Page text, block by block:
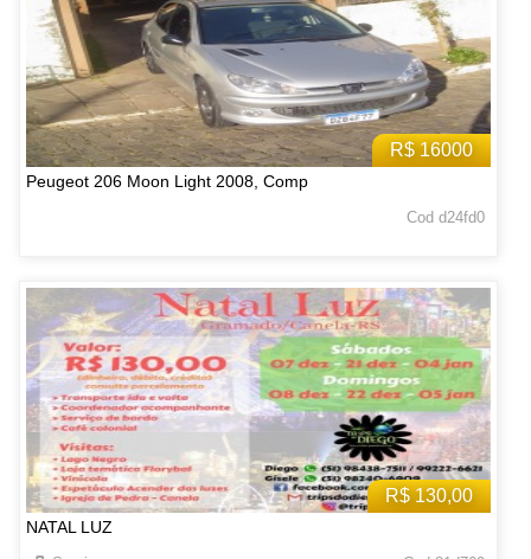
R$ 16000
Peugeot 206 Moon Light 2008, Comp
Cod d24fd0
R$ 130,00
NATAL LUZ